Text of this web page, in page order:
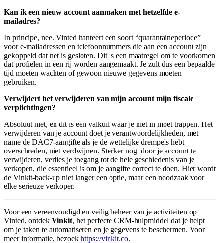
Kan ik een nieuw account aanmaken met hetzelfde e-
mailadres?
In principe, nee. Vinted hanteert een soort “quarantaineperiode”
voor e-mailadressen en telefoonnummers die aan een account zijn
gekoppeld dat net is gesloten. Dit is een maatregel om te voorkomen
dat profielen in een rij worden aangemaakt. Je zult dus een bepaalde
tijd moeten wachten of gewoon nieuwe gegevens moeten
gebruiken.
Verwijdert het verwijderen van mijn account mijn fiscale
verplichtingen?
Absoluut niet, en dit is een valkuil waar je niet in moet trappen. Het
verwijderen van je account doet je verantwoordelijkheden, met
name de DAC7-aangifte als je de wettelijke drempels hebt
overschreden, niet verdwijnen. Sterker nog, door je account te
verwijderen, verlies je toegang tot de hele geschiedenis van je
verkopen, die essentieel is om je aangifte correct te doen. Hier wordt
de Vinkit-back-up niet langer een optie, maar een noodzaak voor
elke serieuze verkoper.
Voor een vereenvoudigd en veilig beheer van je activiteiten op
Vinted, ontdek Vinkit, het perfecte CRM-hulpmiddel dat je helpt
om je taken te automatiseren en je gegevens te beschermen. Voor
meer informatie, bezoek https://vinkit.co.